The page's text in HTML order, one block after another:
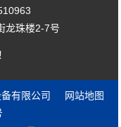
龙珠楼2-7号
有限公司
网站地图